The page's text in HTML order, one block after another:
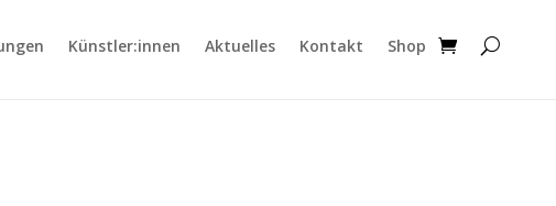
Künstler:innen Aktuelles Kontakt Shop